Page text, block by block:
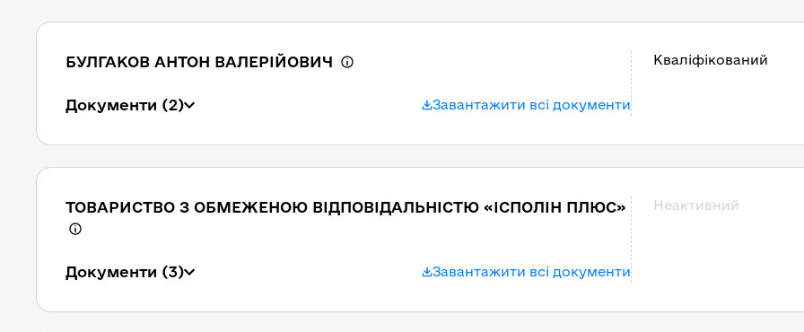
БУЛГАКОВ АНТОН ВАЛЕРІЙОВИЧ
Документи (2) Завантажити всі документи
Кваліфікований
ТОВАРИСТВО З ОБМЕЖЕНОЮ ВІДПОВІДАЛЬНІСТЮ «ІСПОЛІН ПЛЮС»
Документи (3) Завантажити всі документи
Неактивний